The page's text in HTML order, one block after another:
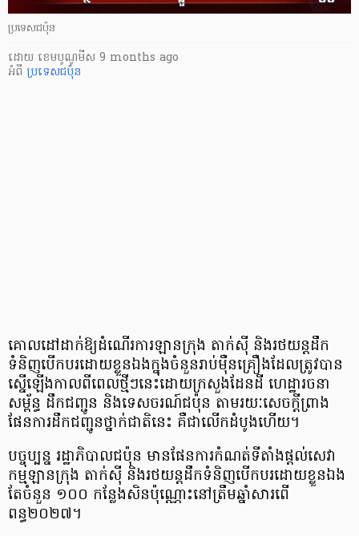
ប្រទេសជប៉ុន
ដោយ ​ ខេមបូណូមីស 9 months ago
អំពី ប្រទេសជប៉ុន
គោលដៅដាក់ឱ្យដំណើរការឡានក្រុង តាក់ស៊ី និងរថយន្តដឹក
ទំនិញបើកបរដោយខ្លួនឯងក្នុងចំនួន​រាប់ម៉ឺនគ្រឿង​​​ដែល​​ត្រូវបាន
ស្នើឡើ​ងកាលពីពេលថ្មីៗនេះដោយក្រសួងដែនដី ហេដ្ឋារចនា​
សម្ព័ន្ធ ដឹកជញ្ជូន និងទេសចរណ៍​ជប៉ុន តាមរយៈសេចក្តីព្រាង
ផែនការដឹកជញ្ជូនថ្នាក់ជាតិ​នេះ គឺជាលើកដំបូងហើយ។
បច្ចុប្បន្ន រដ្ឋាភិបាលជប៉ុន មានផែនការកំណត់ទីតាំងផ្ដល់សេវា
កម្មឡានក្រុង តាក់ស៊ី និងរថយន្តដឹកទំនិញបើកបរដោយខ្លួនឯង​
តែ​ចំនួន ១០០ កន្លែងសិនប៉ុណ្ណោះនៅ​ត្រឹម​ឆ្នាំសារពើ
ពន្ធ២០២៧។